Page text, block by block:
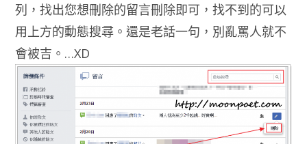
列，找出您想刪除的留言刪除即可，找不到的可以
用上方的動態搜尋。還是老話一句，別亂罵人就不
會被吉。…XD